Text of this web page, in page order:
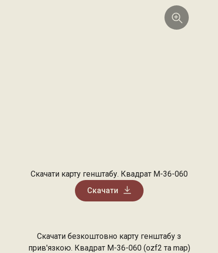
Скачати карту генштабу. Квадрат М-36-060
Скачати
Скачати безкоштовно карту генштабу з
прив'язкою. Квадрат М-36-060 (ozf2 та map)